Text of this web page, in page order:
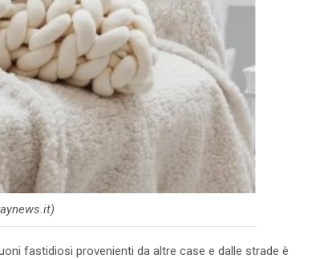
fastidiosi provenienti da altre case e dalle strade è